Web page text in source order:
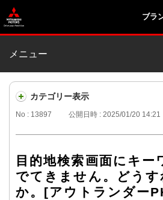
ブラ
メニュー
カテゴリー表示
No : 13897 公開日時 : 2025/01/20 14:21
目的地検索画面にキー
でてきません。どう
か。[アウトランダー